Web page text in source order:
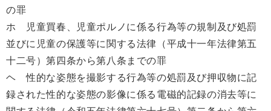
の罪
ホ 児童買春、児童ポルノに係る行為等の規制及び処罰
並びに児童の保護等に関する法律（平成十一年法律第五
十二号）第四条から第八条までの罪
ヘ 性的な姿態を撮影する行為等の処罰及び押収物に記
録された性的な姿態の影像に係る電磁的記録の消去等に